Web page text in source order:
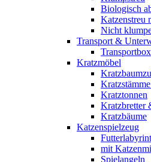
Biologisch
Katzenstreu
Nicht
Transport &
Transportbox
Kratzmöbel
Kratztonnen
Kratzbretter
Kratzbäume
Katzenspielzeug
mit
Spielangeln